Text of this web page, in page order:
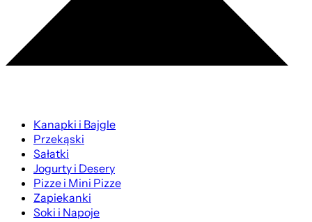
Kanapki i Bajgle
Przekąski
Sałatki
Jogurty i Desery
Pizze i Mini Pizze
Zapiekanki
Soki i Napoje